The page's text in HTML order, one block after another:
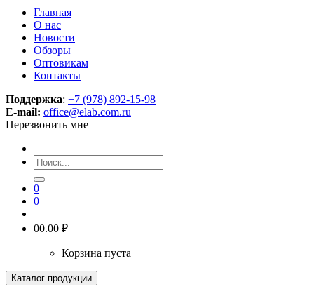
Главная
О нас
Новости
Обзоры
Оптовикам
Контакты
Поддержка: +7 (978) 892-15-98
E-mail: office@elab.com.ru
Перезвонить мне
0
0
00.00 ₽
Корзина пуста
Каталог продукции